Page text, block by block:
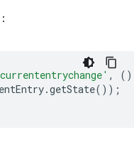
,
()
.getState());